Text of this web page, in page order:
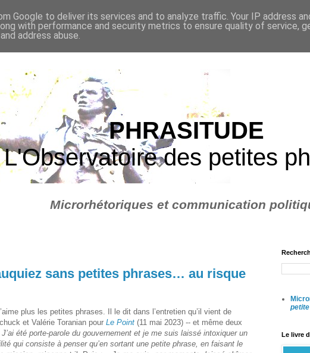
PHRASITUDE
L'Observatoire des petites
Microrhétoriques et communication
sans petites phrases… au risque
plus les petites phrases. Il le dit dans l’entretien qu’il vient de
et Valérie Toranian pour Le Point (11 mai 2023) -- et même deux
J’ai été porte-parole du gouvernement et je me suis laissé intoxiquer un
qui consiste à penser qu’en sortant une petite phrase, en faisant le
Le livre
Google to deliver its services and to analyze traffic. Your IP address
with performance and security metrics to ensure quality of service,
address abuse.